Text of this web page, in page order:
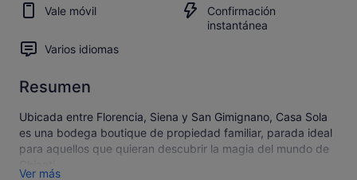
Vale móvil
Confirmación
instantánea
Varios idiomas
Resumen
Ubicada entre Florencia, Siena y San Gimignano, Casa Sola
es una bodega boutique de propiedad familiar, parada ideal
para aquellos que quieran descubrir la magia del mundo de
Ver más